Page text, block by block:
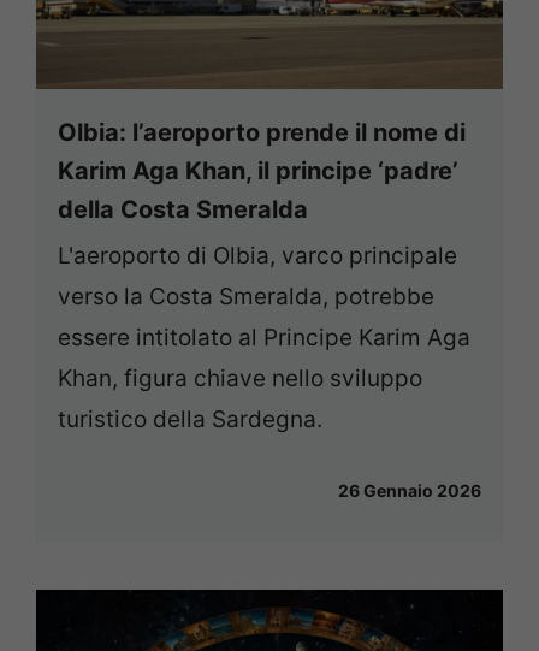
Olbia: l’aeroporto prende il nome di
Karim Aga Khan, il principe ‘padre’
della Costa Smeralda
L'aeroporto di Olbia, varco principale
verso la Costa Smeralda, potrebbe
essere intitolato al Principe Karim Aga
Khan, figura chiave nello sviluppo
turistico della Sardegna.
26 Gennaio 2026